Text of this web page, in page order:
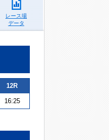
レース場
データ
12R
16:25